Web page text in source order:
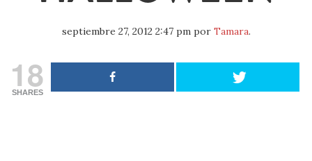
septiembre 27, 2012 2:47 pmpor Tamara.
18
SHARES